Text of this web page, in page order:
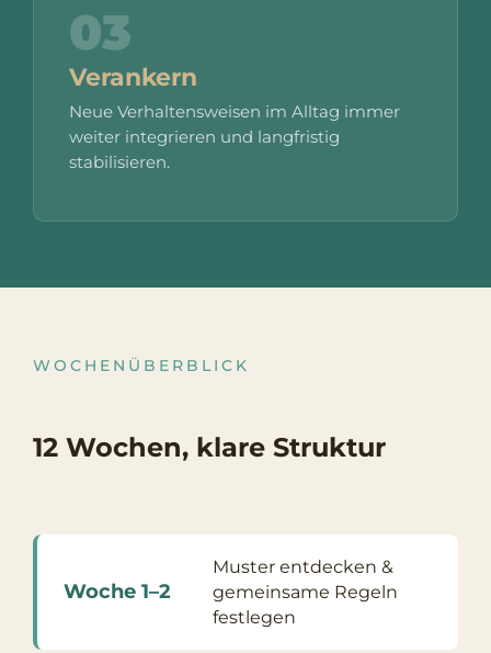
03
Verankern
Neue Verhaltensweisen im Alltag immer
weiter integrieren und langfristig
stabilisieren.
WOCHENÜBERBLICK
12 Wochen, klare Struktur
Woche 1–2
Muster entdecken &
gemeinsame Regeln
festlegen